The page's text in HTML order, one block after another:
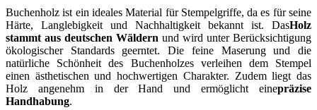
Buchenholz ist ein ideales Material für Stempelgriffe, da es für seine
Härte, Langlebigkeit und Nachhaltigkeit bekannt ist. DasHolz
stammt aus deutschen Wäldern und wird unter Berücksichtigung
ökologischer Standards geerntet. Die feine Maserung und die
natürliche Schönheit des Buchenholzes verleihen dem Stempel
einen ästhetischen und hochwertigen Charakter. Zudem liegt das
Holz angenehm in der Hand und ermöglicht einepräzise
Handhabung.